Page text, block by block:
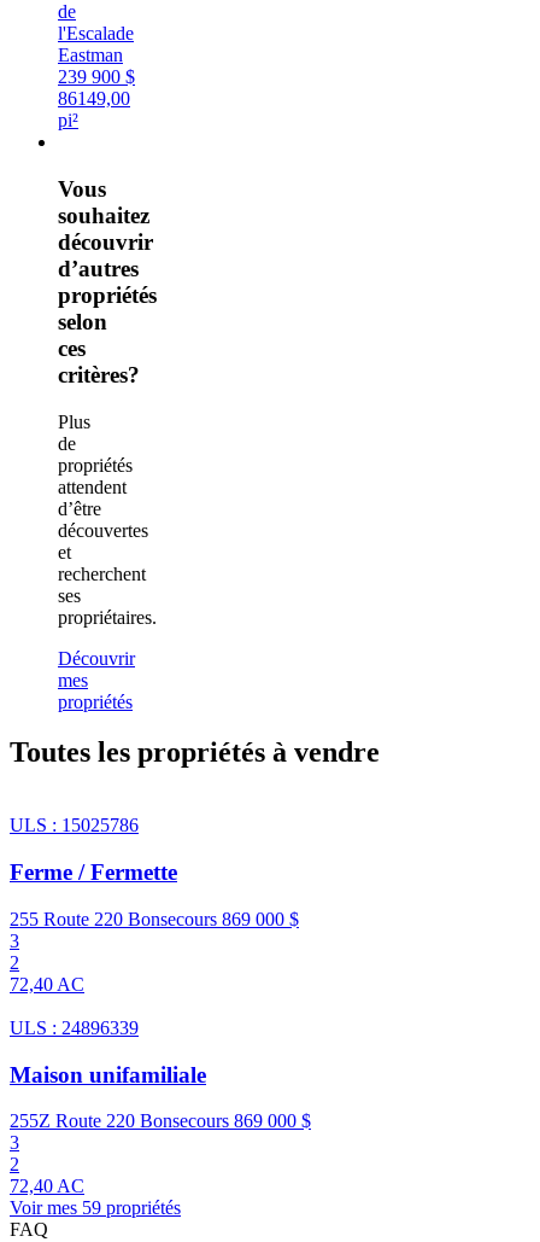
de
l'Escalade
Eastman
239 900 $
86149,00
pi²
Vous
souhaitez
découvrir
d’autres
propriétés
selon
ces
critères?
Plus
de
propriétés
attendent
d’être
découvertes
et
recherchent
ses
propriétaires.
Découvrir
mes
propriétés
Toutes les propriétés à vendre
ULS : 15025786
Ferme / Fermette
255 Route 220 Bonsecours 869 000 $
3
2
72,40 AC
ULS : 24896339
Maison unifamiliale
255Z Route 220 Bonsecours 869 000 $
3
2
72,40 AC
Voir mes 59 propriétés
FAQ